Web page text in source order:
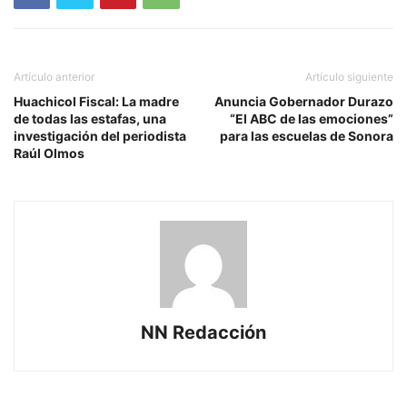
Artículo anterior
Huachicol Fiscal: La madre
de todas las estafas, una
investigación del periodista
Raúl Olmos
Artículo siguiente
Anuncia Gobernador Durazo
“El ABC de las emociones”
para las escuelas de Sonora
NN Redacción